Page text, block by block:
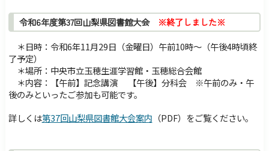
令和6年度第37回山梨県図書館大会
※終了しました※
＊日時：令和6年11月29日（金曜日）午前10時～（午後4時頃終
了予定）
＊場所：中央市立玉穂生涯学習館・玉穂総合会館
＊内容：【午前】記念講演 【午後】分科会 ※午前のみ・午
後のみといったご参加も可能です。
詳しくは第37回山梨県図書館大会案内 （PDF）をご覧ください。